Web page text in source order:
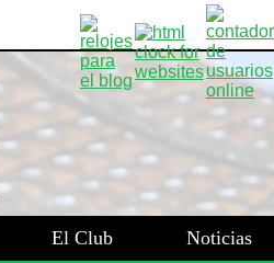
El Club Noticias